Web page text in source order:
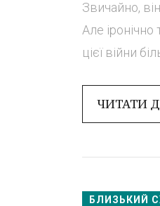
Звичайно,
Але
цієї війни
ЧИТАТИ
БЛИЗЬКИЙ